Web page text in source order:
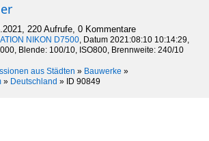
220 Aufrufe, 0 Kommentare
NIKON D7500, Datum 2021:08:10 10:14:29,
Blende: 100/10, ISO800, Brennweite: 240/10
aus Städten » Bauwerke »
» Deutschland » ID 90849